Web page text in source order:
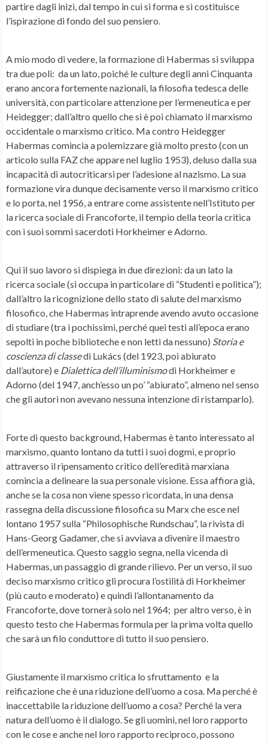
partire dagli inizi, dal tempo in cui si forma e si costituisce
l’ispirazione di fondo del suo pensiero.
A mio modo di vedere, la formazione di Habermas si sviluppa
tra due poli: da un lato, poiché le culture degli anni Cinquanta
erano ancora fortemente nazionali, la filosofia tedesca delle
università, con particolare attenzione per l’ermeneutica e per
Heidegger; dall’altro quello che si è poi chiamato il marxismo
occidentale o marxismo critico. Ma contro Heidegger
Habermas comincia a polemizzare già molto presto (con un
articolo sulla FAZ che appare nel luglio 1953), deluso dalla sua
incapacità di autocriticarsi per l’adesione al nazismo. La sua
formazione vira dunque decisamente verso il marxismo critico
e lo porta, nel 1956, a entrare come assistente nell’Istituto per
la ricerca sociale di Francoforte, il tempio della teoria critica
con i suoi sommi sacerdoti Horkheimer e Adorno.
Qui il suo lavoro si dispiega in due direzioni: da un lato la
ricerca sociale (si occupa in particolare di “Studenti e politica”);
dall’altro la ricognizione dello stato di salute del marxismo
filosofico, che Habermas intraprende avendo avuto occasione
di studiare (tra i pochissimi, perché quei testi all’epoca erano
sepolti in poche biblioteche e non letti da nessuno) Storia e
coscienza di classedi Lukács (del 1923, poi abiurato
dall’autore) e Dialettica dell’illuminismodi Horkheimer e
Adorno (del 1947, anch’esso un po’ “abiurato”, almeno nel senso
che gli autori non avevano nessuna intenzione di ristamparlo).
Forte di questo background, Habermas è tanto interessato al
marxismo, quanto lontano da tutti i suoi dogmi, e proprio
attraverso il ripensamento critico dell’eredità marxiana
comincia a delineare la sua personale visione. Essa affiora già,
anche se la cosa non viene spesso ricordata, in una densa
rassegna della discussione filosofica su Marx che esce nel
lontano 1957 sulla “Philosophische Rundschau”, la rivista di
Hans-Georg Gadamer, che si avviava a divenire il maestro
dell’ermeneutica. Questo saggio segna, nella vicenda di
Habermas, un passaggio di grande rilievo. Per un verso, il suo
deciso marxismo critico gli procura l’ostilità di Horkheimer
(più cauto e moderato) e quindi l’allontanamento da
Francoforte, dove tornerà solo nel 1964; per altro verso, è in
questo testo che Habermas formula per la prima volta quello
che sarà un filo conduttore di tutto il suo pensiero.
Giustamente il marxismo critica lo sfruttamento e la
reificazione che è una riduzione dell’uomo a cosa. Ma perché è
inaccettabile la riduzione dell’uomo a cosa? Perché la vera
natura dell’uomo è il dialogo. Se gli uomini, nel loro rapporto
con le cose e anche nel loro rapporto reciproco, possono